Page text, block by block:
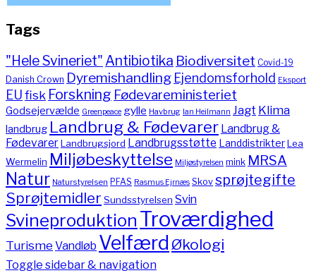
Tags
"Hele Svineriet" Antibiotika Biodiversitet Covid-19
Danish Crown Dyremishandling Ejendomsforhold Eksport
EUfisk Forskning Fødevareministeriet
Godsejervælde Greenpeace gylle Havbrug Ian Heilmann Jagt Klima
landbrug Landbrug & Fødevarer Landbrug &
FødevarerLandbrugsjord Landbrugsstøtte LanddistrikterLea
Wermelin Miljøbeskyttelse Miljøstyrelsen mink MRSA
Natur Naturstyrelsen PFAS Rasmus Ejrnæs Skov sprøjtegifte
Sprøjtemidler Sundsstyrelsen Svin
Svineproduktion Troværdighed
TurismeVandløb Velfærd Økologi
Toggle sidebar & navigation